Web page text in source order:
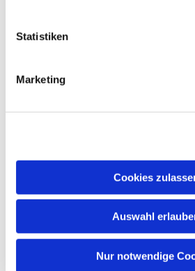
Statistiken
Marketing
Cookies
Auswahl
Nur notwendige